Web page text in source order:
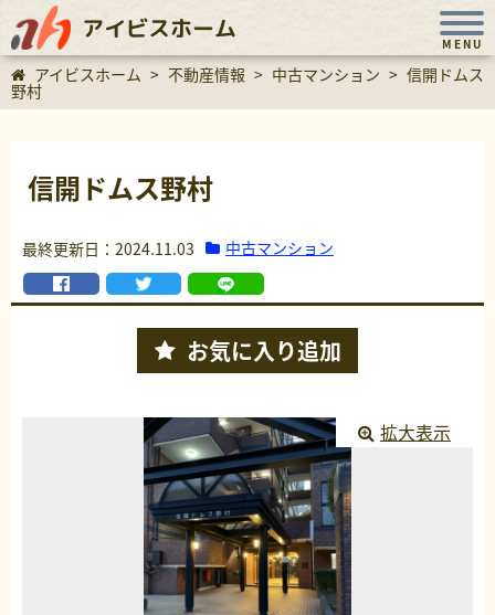
アイビスホーム
MENU
アイビスホーム > 不動産情報 > 中古マンション > 信開ドムス
野村
信開ドムス野村
最終更新日：2024.11.03 中古マンション
お気に入り追加
拡大表示